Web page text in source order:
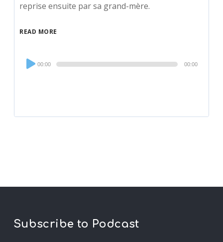
reprise ensuite par sa grand-mère.
READ MORE
Audio
Player
00:00 00:00
Subscribe to Podcast